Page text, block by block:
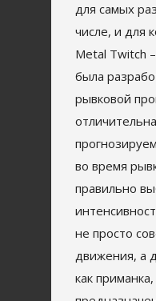
для самых
числе, и для
Metal Twitch
была
рывковой
во время
правильно
не просто
движения, а
как